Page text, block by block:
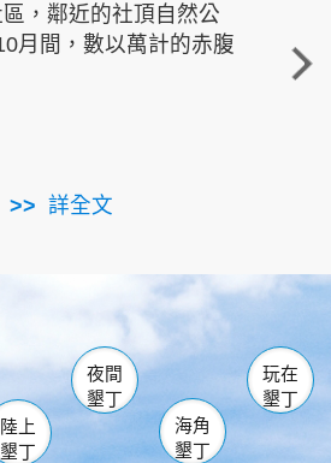
，鄰近的社頂自然公
月間，數以萬計的赤腹
詳全文
重
走進
南仁湖
佳樂水
中心 森林遊樂區
墾管處遊客中心
社頂公園 風吹沙
船帆石 龍磐公園
香蕉灣
砂島
鵝鑾鼻
陸上
墾丁
夜間
墾丁
海角
墾丁
玩在
墾丁